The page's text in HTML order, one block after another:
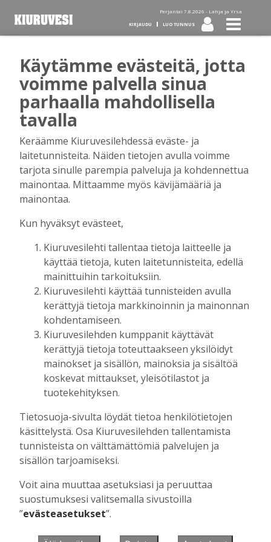
Perjantai 7.8.2026 - Lahja ja Yrsa
KIRJAUDU LUO TUNNUS
Tilaa Kiuruvesi-lehti diginä
tai kotiinkannettuna!
Kirjaudu
Sähköposti
Salasana
Muista minut
Unohtuiko salasana?
se tästä.
Käyntiosoite :
Kiuruvesi Lehti oy
Niemistenkatu 4
Kiuruvesi
Käytämme evästeitä, jotta
voimme palvella sinua
parhaalla mahdollisella
tavalla
Keräämme Kiuruvesilehdessä eväste- ja
laitetunnisteita. Näiden tietojen avulla voimme
tarjota sinulle parempia palveluja ja kohdennettua
mainontaa. Mittaamme myös kävijämääriä ja
mainontaa.
Kun hyväksyt evästeet,
Kiuruvesilehti tallentaa tietoja laitteelle ja
käyttää tietoja, kuten laitetunnisteita, edellä
mainittuihin tarkoituksiin.
Kiuruvesilehti käyttää tunnisteiden avulla
kerättyjä tietoja markkinoinnin ja mainonnan
kohdentamiseen.
Kiuruvesilehden kumppanit käyttävät
kerättyjä tietoja toteuttaakseen yksilöidyt
mainokset ja sisällön, mainoksia ja sisältöä
koskevat mittaukset, yleisötilastot ja
tuotekehityksen.
Tietosuoja-sivulta löydät tietoa henkilötietojen
käsittelystä. Osa Kiuruvesilehden tallentamista
tunnisteista on välttämättömiä palvelujen ja
sisällön tarjoamiseksi.
Voit aina muuttaa asetuksiasi ja peruuttaa
suostumuksesi valitsemalla sivustoilla
”evästeasetukset”.